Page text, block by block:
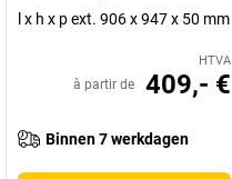
l x h x p ext. 906 x 947 x 50 mm
HTVA
à partir de 409,- €
Binnen 7 werkdagen